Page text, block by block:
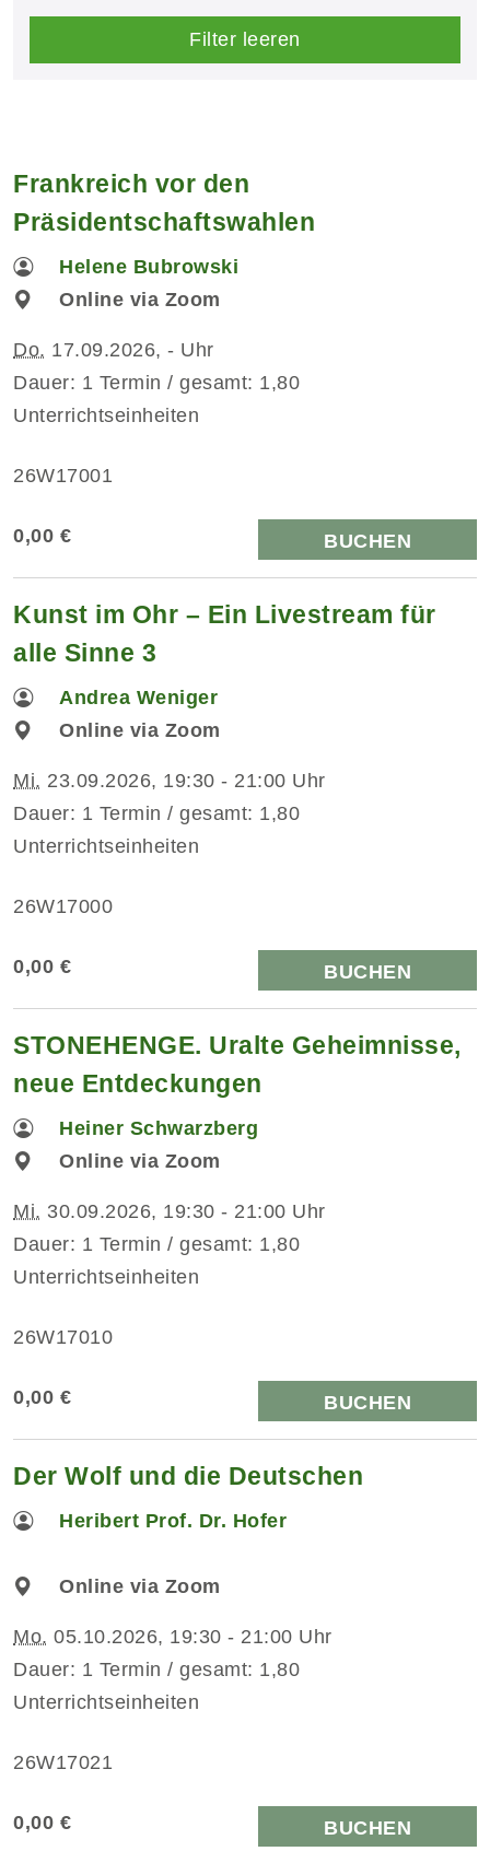
Filter leeren
Frankreich vor den
Präsidentschaftswahlen
Helene Bubrowski
Online via Zoom
Do. 17.09.2026, - Uhr
Dauer: 1 Termin / gesamt: 1,80
Unterrichtseinheiten
26W17001
0,00 € BUCHEN
Kunst im Ohr – Ein Livestream für
alle Sinne 3
Andrea Weniger
Online via Zoom
Mi. 23.09.2026, 19:30 - 21:00 Uhr
Dauer: 1 Termin / gesamt: 1,80
Unterrichtseinheiten
26W17000
0,00 € BUCHEN
STONEHENGE. Uralte Geheimnisse,
neue Entdeckungen
Heiner Schwarzberg
Online via Zoom
Mi. 30.09.2026, 19:30 - 21:00 Uhr
Dauer: 1 Termin / gesamt: 1,80
Unterrichtseinheiten
26W17010
0,00 € BUCHEN
Der Wolf und die Deutschen
Heribert Prof. Dr. Hofer
Online via Zoom
Mo. 05.10.2026, 19:30 - 21:00 Uhr
Dauer: 1 Termin / gesamt: 1,80
Unterrichtseinheiten
26W17021
0,00 € BUCHEN